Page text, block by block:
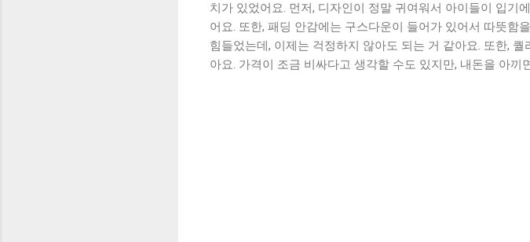
치가 있었어요. 먼저, 디자인이 정말 귀여워서 아이들이 입기
어요. 또한, 패딩 안감에는 구스다운이 들어가 있어서 따뜻함
힘들었는데, 이제는 걱정하지 않아도 되는 거 같아요. 또한,
아요. 가격이 조금 비싸다고 생각할 수도 있지만, 내돈을 아